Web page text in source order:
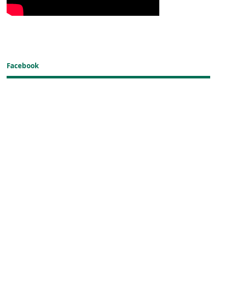
Facebook